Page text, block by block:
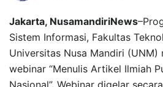
Jakarta, NusamandiriNews
Sistem Informasi, Fakultas
Universitas Nusa Mandiri (UNM)
webinar “Menulis Artikel Ilmiah
Nasional”. Webinar digelar